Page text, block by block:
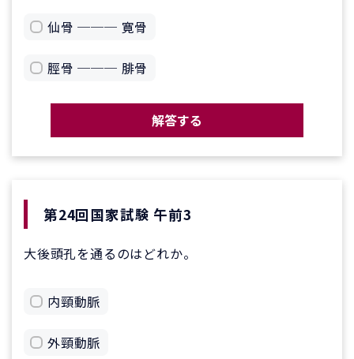
仙骨 ─── 寛骨
脛骨 ─── 腓骨
解答する
第24回国家試験 午前3
大後頭孔を通るのはどれか。
内頸動脈
外頸動脈